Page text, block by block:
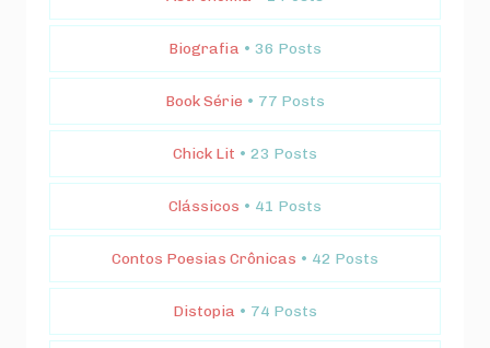
Biografia • 36 Posts
Book Série • 77 Posts
Chick Lit • 23 Posts
Clássicos • 41 Posts
Contos Poesias Crônicas • 42 Posts
Distopia • 74 Posts